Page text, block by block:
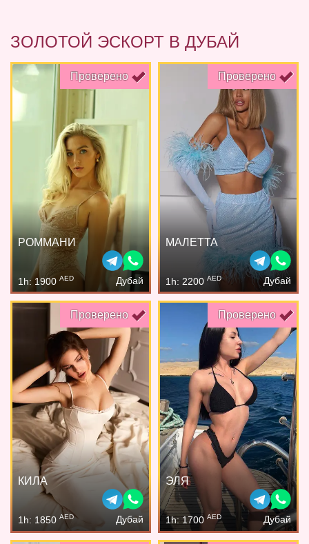
ЗОЛОТОЙ ЭСКОРТ В ДУБАЙ
Проверено
РОММАНИ
1h: 1900 AED Дубай
Проверено
МАЛЕТТА
1h: 2200 AED Дубай
Проверено
КИЛА
1h: 1850 AED Дубай
Проверено
ЭЛЯ
1h: 1700 AED Дубай